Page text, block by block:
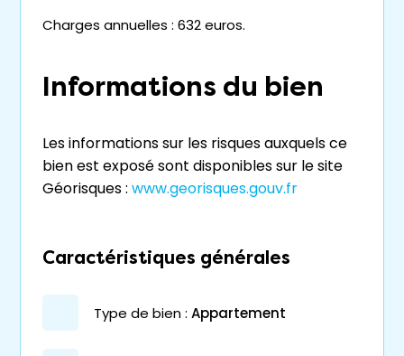
Charges annuelles : 632 euros.
Informations du bien
Les informations sur les risques auxquels ce
bien est exposé sont disponibles sur le site
Géorisques : www.georisques.gouv.fr
Caractéristiques générales
type de bien : appartement